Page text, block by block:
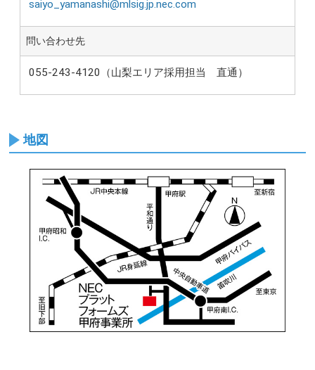
saiyo_yamanashi@mlsig.jp.nec.com
問い合わせ先
055-243-4120（山梨エリア採用担当 直通）
地図